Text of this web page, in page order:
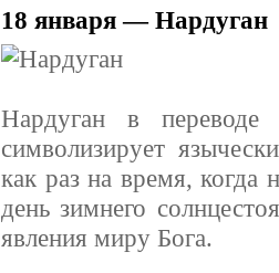
18 января — Нардуган
Нардуган в
символизирует
как раз на время, когда
день зимнего
явления миру Бога.